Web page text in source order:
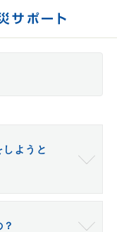
ようと